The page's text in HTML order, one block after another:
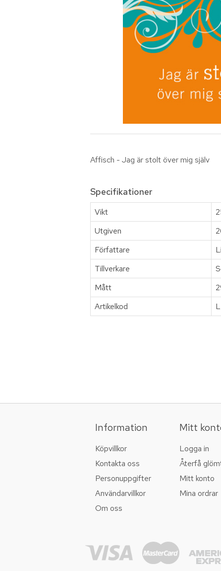
Affisch - Jag är stolt över mig själv
Specifikationer
Vikt
Utgiven
Författare
Tillverkare
Mått
Artikelkod
Information
Köpvillkor
Kontakta oss
Personuppgifter
Användarvillkor
Om oss
Mitt
Logga in
Återfå
Mitt konto
Mina ordrar